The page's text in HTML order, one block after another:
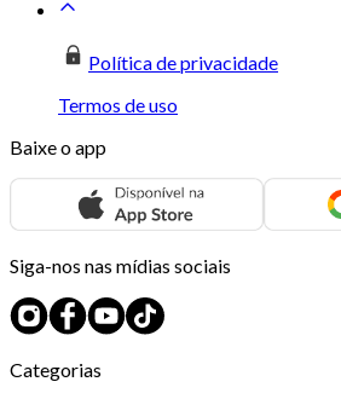
Política de privacidade
Termos de uso
Baixe o app
Siga-nos nas mídias sociais
Categorias